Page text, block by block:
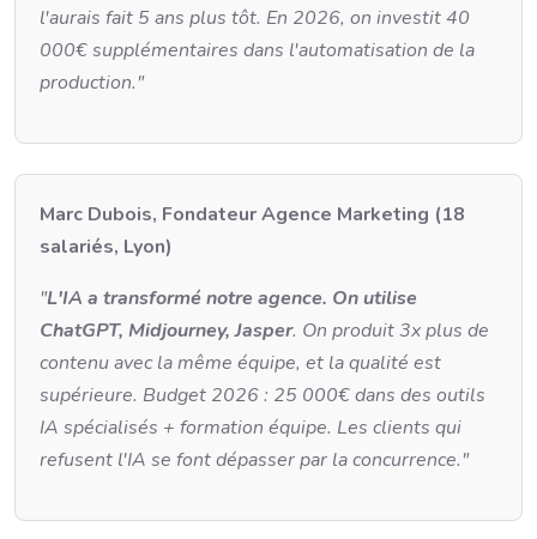
l'aurais fait 5 ans plus tôt. En 2026, on investit 40
000€ supplémentaires dans l'automatisation de la
production."
Marc Dubois, Fondateur Agence Marketing (18
salariés, Lyon)
"L'IA a transformé notre agence. On utilise
ChatGPT, Midjourney, Jasper. On produit 3x plus de
contenu avec la même équipe, et la qualité est
supérieure. Budget 2026 : 25 000€ dans des outils
IA spécialisés + formation équipe. Les clients qui
refusent l'IA se font dépasser par la concurrence."